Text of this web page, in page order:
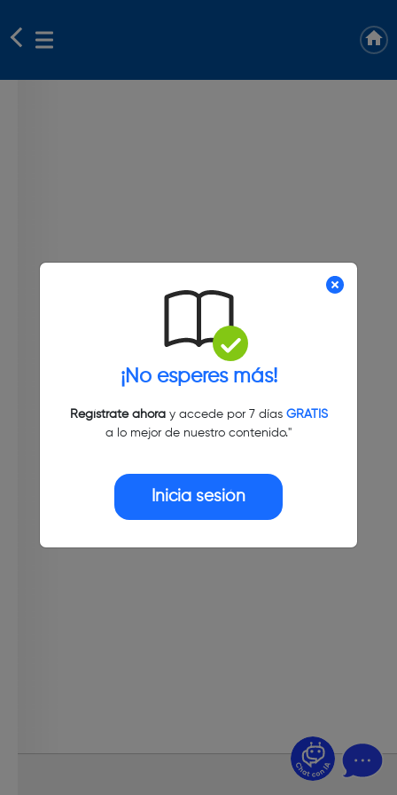
¡No esperes más!
Regístrate ahoray accede por 7 días GRATIS
a lo mejor de nuestro contenido."
Inicia sesión